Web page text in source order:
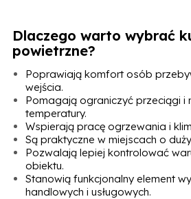
Dlaczego warto wybrać
powietrzne?
Poprawiają komfort osób
wejścia.
Pomagają ograniczyć przeciągi i
temperatury.
Wspierają pracę ogrzewania i
Są praktyczne w miejscach o
Pozwalają lepiej kontrolować
obiektu.
Stanowią funkcjonalny element
handlowych i usługowych.